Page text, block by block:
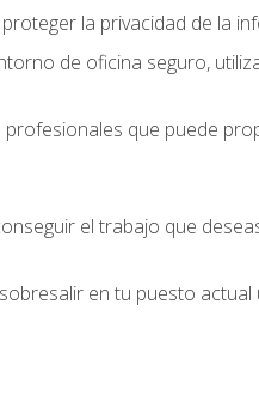
la privacidad de la
de oficina seguro,
que puede
el trabajo que
en tu puesto